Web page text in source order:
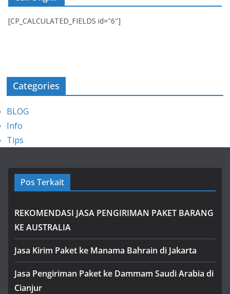
[CP_CALCULATED_FIELDS id="6"]
Categories
BLOG
Info
Tips
Pos Terkait
REKOMENDASI JASA PENGIRIMAN PAKET BARANG
KE AUSTRALIA
Jasa Kirim Paket ke Manama Bahrain di Jakarta
Jasa Pengiriman Paket ke Dammam Saudi Arabia di
Cianjur